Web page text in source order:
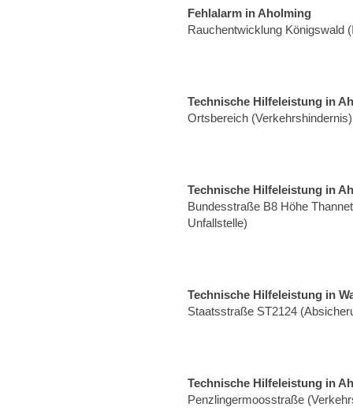
Fehlalarm in Aholming
Rauchentwicklung Königswald
Technische Hilfeleistung in
Ortsbereich (Verkehrshindernis)
Technische Hilfeleistung in
Bundesstraße B8 Höhe
Unfallstelle)
Technische Hilfeleistung in
Staatsstraße ST2124
Technische Hilfeleistung in
Penzlingermoosstraße